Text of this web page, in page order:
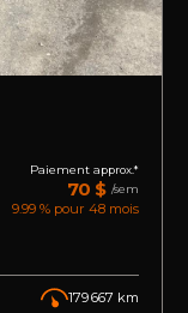
Paiement approx.*
70 $ /sem
9.99 % pour 48mois
179 667 km